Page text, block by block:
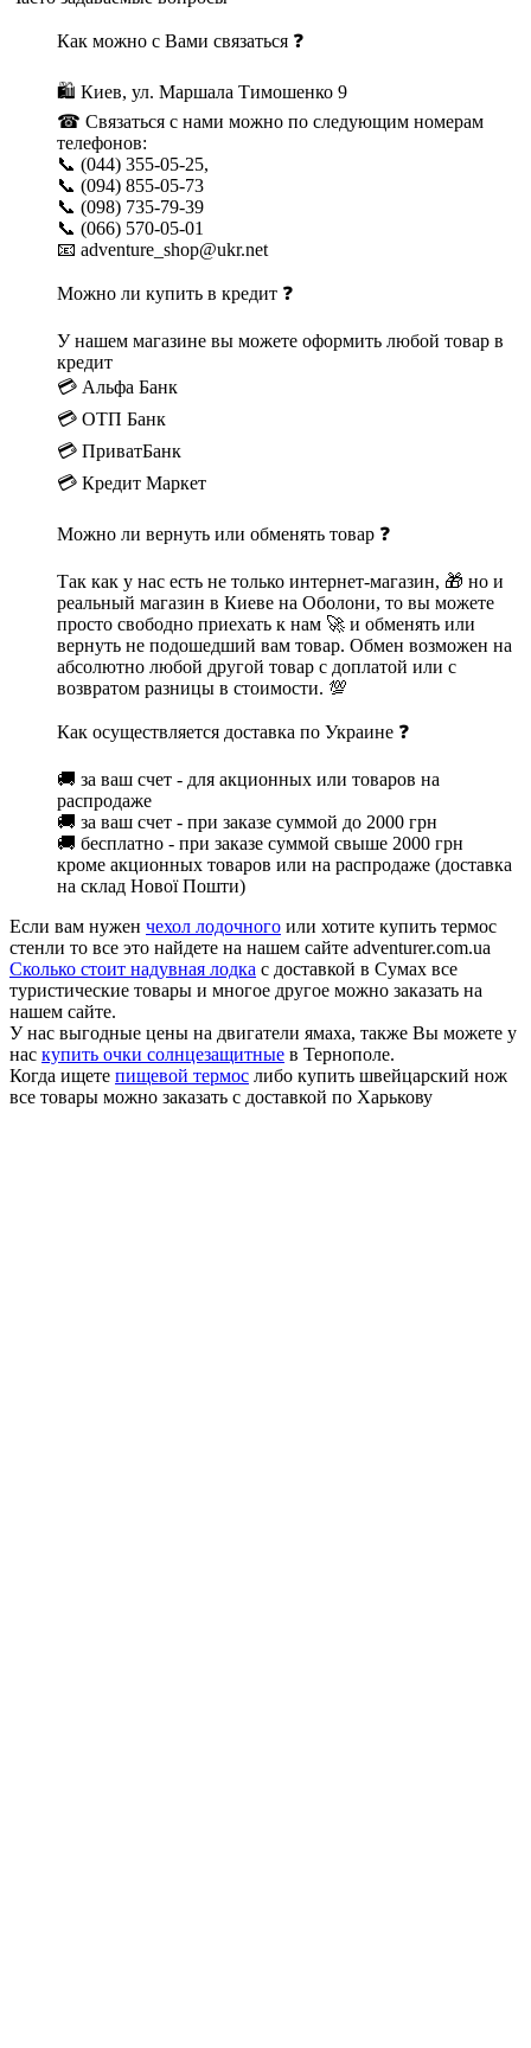
Как можно с Вами связаться ❓
🛍 Киев, ул. Маршала Тимошенко 9
☎ Связаться с нами можно по следующим номерам
телефонов:
📞 (044) 355-05-25,
📞 (094) 855-05-73
📞 (098) 735-79-39
📞 (066) 570-05-01
📧 adventure_shop@ukr.net
Можно ли купить в кредит ❓
У нашем магазине вы можете оформить любой товар в
кредит
💳 Альфа Банк
💳 ОТП Банк
💳 ПриватБанк
💳 Кредит Маркет
Можно ли вернуть или обменять товар ❓
Так как у нас есть не только интернет-магазин, 🎁 но и
реальный магазин в Киеве на Оболони, то вы можете
просто свободно приехать к нам 🚀 и обменять или
вернуть не подошедший вам товар. Обмен возможен на
абсолютно любой другой товар с доплатой или с
возвратом разницы в стоимости. 💯
Как осуществляется доставка по Украине ❓
🚚 за ваш счет - для акционных или товаров на
распродаже
🚚 за ваш счет - при заказе суммой до 2000 грн
🚚 бесплатно - при заказе суммой свыше 2000 грн
кроме акционных товаров или на распродаже (доставка
на склад Нової Пошти)
Если вам нужен чехол лодочного или хотите купить термос
стенли то все это найдете на нашем сайте adventurer.com.ua
Сколько стоит надувная лодка с доставкой в Сумах все
туристические товары и многое другое можно заказать на
нашем сайте.
У нас выгодные цены на двигатели ямаха, также Вы можете у
нас купить очки солнцезащитные в Тернополе.
Когда ищете пищевой термос либо купить швейцарский нож
все товары можно заказать с доставкой по Харькову